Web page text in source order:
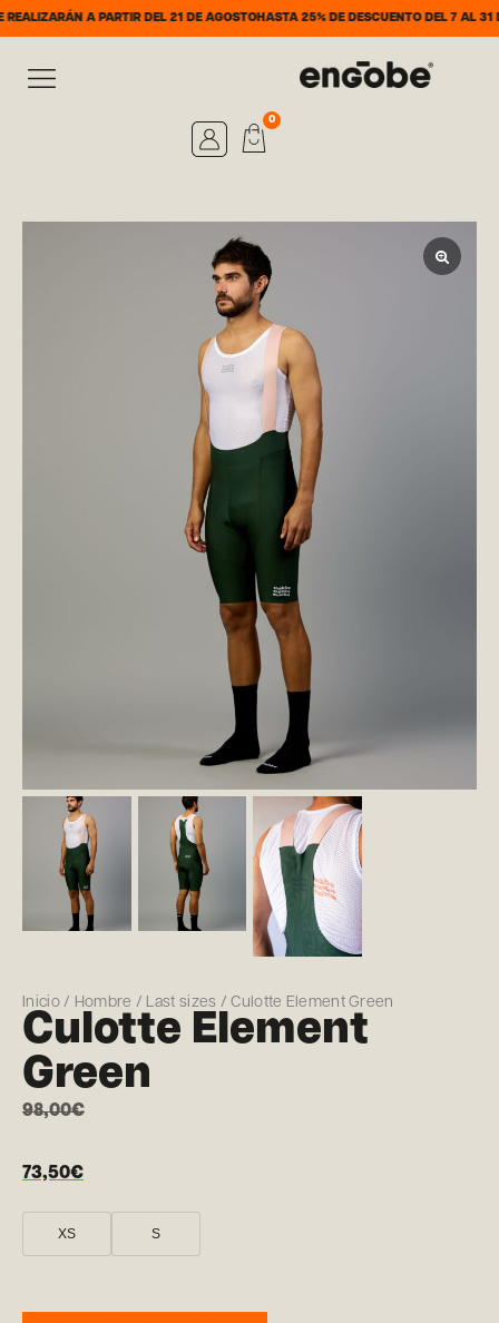
A PARTIR DEL 21 DE AGOSTOHASTA 25% DE DESCUENTO DEL 7 AL 31 DE
0
Inicio/ Hombre / Last sizes / Culotte Element Green
Culotte Element
Green
98,00€
73,50€
XS S